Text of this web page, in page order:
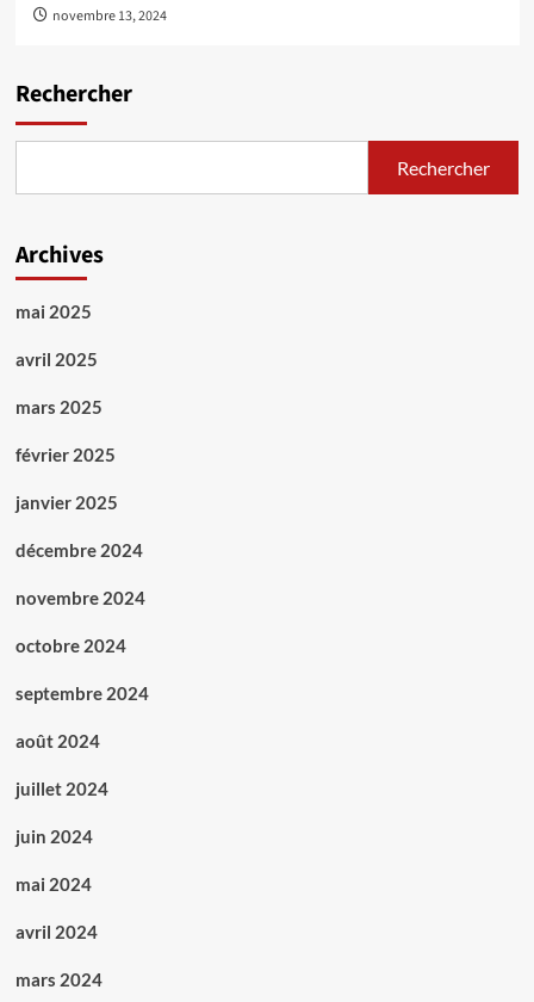
novembre 13, 2024
Rechercher
Rechercher
Archives
mai 2025
avril 2025
mars 2025
février 2025
janvier 2025
décembre 2024
novembre 2024
octobre 2024
septembre 2024
août 2024
juillet 2024
juin 2024
mai 2024
avril 2024
mars 2024